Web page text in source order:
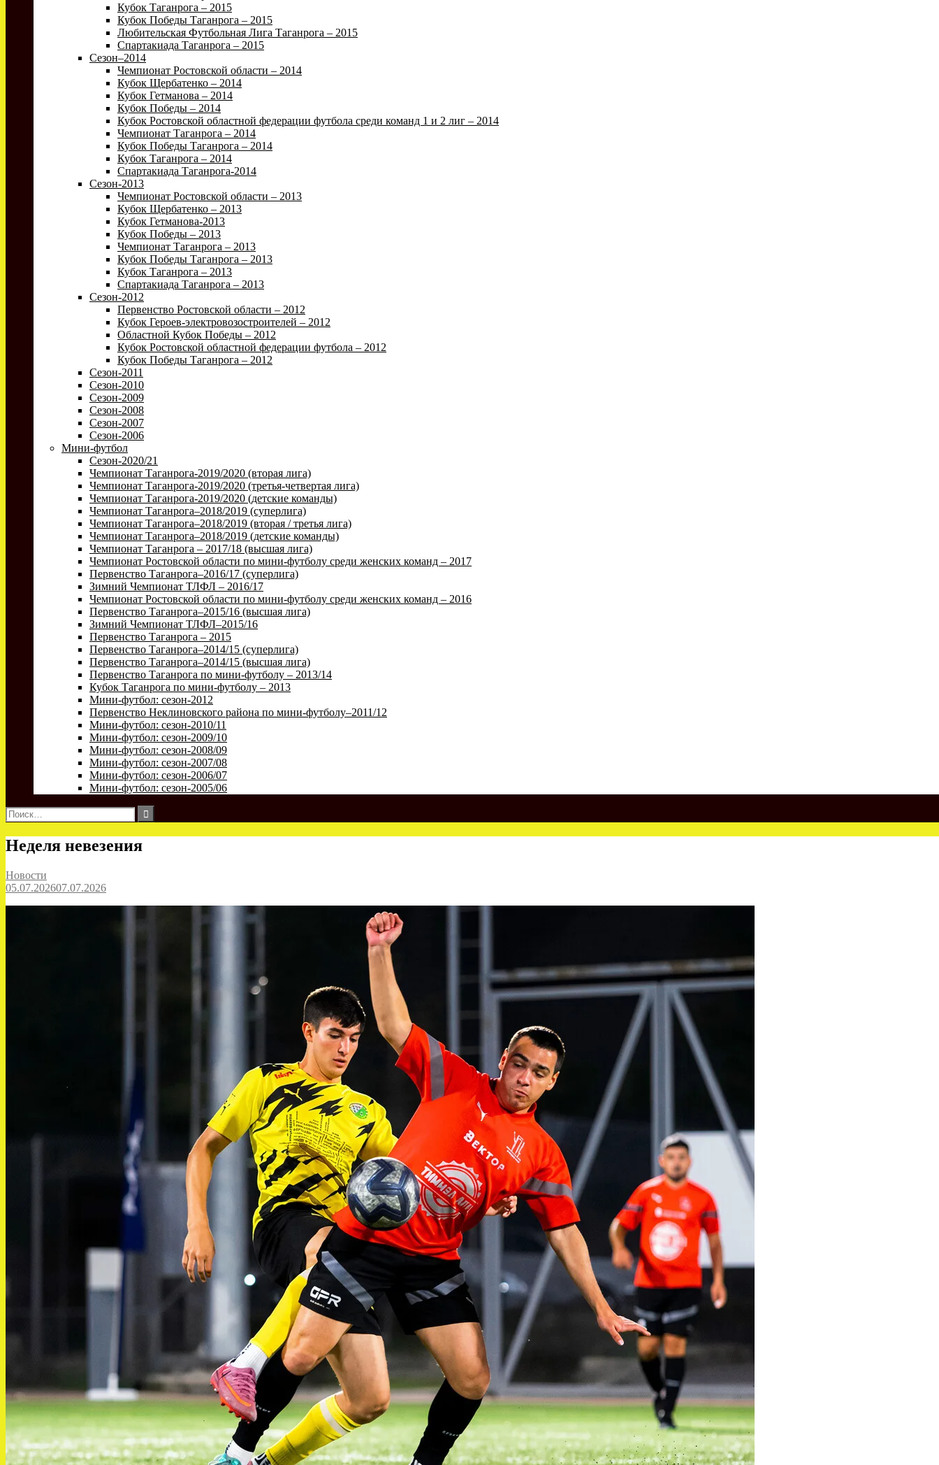
Кубок Таганрога – 2015
Кубок Победы Таганрога – 2015
Любительская Футбольная Лига Таганрога – 2015
Спартакиада Таганрога – 2015
Сезон–2014
Чемпионат Ростовской области – 2014
Кубок Щербатенко – 2014
Кубок Гетманова – 2014
Кубок Победы – 2014
Кубок Ростовской областной федерации футбола среди команд 1 и 2 лиг – 2014
Чемпионат Таганрога – 2014
Кубок Победы Таганрога – 2014
Кубок Таганрога – 2014
Спартакиада Таганрога-2014
Сезон-2013
Чемпионат Ростовской области – 2013
Кубок Щербатенко – 2013
Кубок Гетманова-2013
Кубок Победы – 2013
Чемпионат Таганрога – 2013
Кубок Победы Таганрога – 2013
Кубок Таганрога – 2013
Спартакиада Таганрога – 2013
Сезон-2012
Первенство Ростовской области – 2012
Кубок Героев-электровозостроителей – 2012
Областной Кубок Победы – 2012
Кубок Ростовской областной федерации футбола – 2012
Кубок Победы Таганрога – 2012
Сезон-2011
Сезон-2010
Сезон-2009
Сезон-2008
Сезон-2007
Сезон-2006
Мини-футбол
Сезон-2020/21
Чемпионат Таганрога-2019/2020 (вторая лига)
Чемпионат Таганрога-2019/2020 (третья-четвертая лига)
Чемпионат Таганрога-2019/2020 (детские команды)
Чемпионат Таганрога–2018/2019 (суперлига)
Чемпионат Таганрога–2018/2019 (вторая / третья лига)
Чемпионат Таганрога–2018/2019 (детские команды)
Чемпионат Таганрога – 2017/18 (высшая лига)
Чемпионат Ростовской области по мини-футболу среди женских команд – 2017
Первенство Таганрога–2016/17 (суперлига)
Зимний Чемпионат ТЛФЛ – 2016/17
Чемпионат Ростовской области по мини-футболу среди женских команд – 2016
Первенство Таганрога–2015/16 (высшая лига)
Зимний Чемпионат ТЛФЛ–2015/16
Первенство Таганрога – 2015
Первенство Таганрога–2014/15 (суперлига)
Первенство Таганрога–2014/15 (высшая лига)
Первенство Таганрога по мини-футболу – 2013/14
Кубок Таганрога по мини-футболу – 2013
Мини-футбол: сезон-2012
Первенство Неклиновского района по мини-футболу–2011/12
Мини-футбол: сезон-2010/11
Мини-футбол: сезон-2009/10
Мини-футбол: сезон-2008/09
Мини-футбол: сезон-2007/08
Мини-футбол: сезон-2006/07
Мини-футбол: сезон-2005/06
Найти:
Неделя невезения
Новости
05.07.202607.07.2026